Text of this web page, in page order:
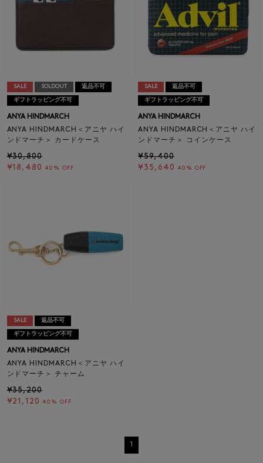
SALE SOLDOUT 返品不可
ギフトラッピング不可
ANYA HINDMARCH
ANYA HINDMARCH＜アニヤ ハイ
ンドマーチ＞ カードケース
¥30,800
¥18,480 40% OFF
SALE 返品不可
ギフトラッピング不可
ANYA HINDMARCH
ANYA HINDMARCH＜アニヤ ハイ
ンドマーチ＞ コインケース
¥59,400
¥35,640 40% OFF
SALE 返品不可
ギフトラッピング不可
ANYA HINDMARCH
ANYA HINDMARCH＜アニヤ ハイ
ンドマーチ＞ チャーム
¥35,200
¥21,120 40% OFF
1